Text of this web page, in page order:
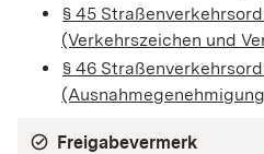
§ 45
(Verkehrszeichen und
§ 46
Freigabevermerk